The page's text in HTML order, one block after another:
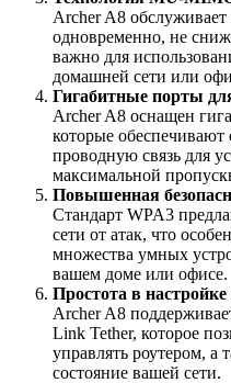
Archer A8 обслуживает
одновременно, не
важно для
домашней сети или
Гигабитные порты
Archer A8 оснащен
которые
проводную связь для
максимальной
Повышенная
Стандарт WPA3
сети от атак, что
множества умных
вашем доме или офисе.
Простота в
Archer A8
Link Tether, которое
управлять роутером, а
состояние вашей сети.